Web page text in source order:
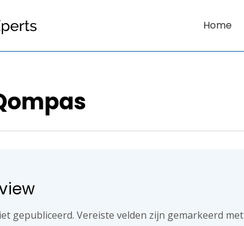
Home
gepubliceerd. Vereiste velden zijn gemarkeerd met